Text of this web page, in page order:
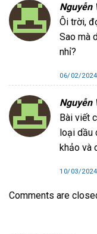
Nguyễn
Ôi trời,
Sao mà
nhỉ?
06/02/
Nguyễn
Bài viết
loại dầu
khảo và
10/03/
Comments are